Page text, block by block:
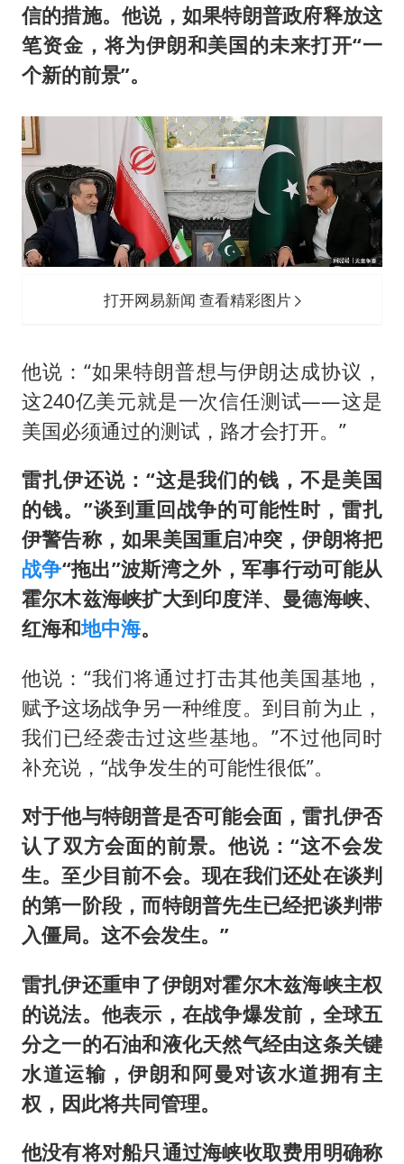
信的措施。他说，如果特朗普政府释放这
笔资金，将为伊朗和美国的未来打开“一
个新的前景”。
打开网易新闻 查看精彩图片
他说：“如果特朗普想与伊朗达成协议，
这240亿美元就是一次信任测试——这是
美国必须通过的测试，路才会打开。”
雷扎伊还说：“这是我们的钱，不是美国
的钱。”谈到重回战争的可能性时，雷扎
伊警告称，如果美国重启冲突，伊朗将把
战争“拖出”波斯湾之外，军事行动可能从
霍尔木兹海峡扩大到印度洋、曼德海峡、
红海和地中海。
他说：“我们将通过打击其他美国基地，
赋予这场战争另一种维度。到目前为止，
我们已经袭击过这些基地。”不过他同时
补充说，“战争发生的可能性很低”。
对于他与特朗普是否可能会面，雷扎伊否
认了双方会面的前景。他说：“这不会发
生。至少目前不会。现在我们还处在谈判
的第一阶段，而特朗普先生已经把谈判带
入僵局。这不会发生。”
雷扎伊还重申了伊朗对霍尔木兹海峡主权
的说法。他表示，在战争爆发前，全球五
分之一的石油和液化天然气经由这条关键
水道运输，伊朗和阿曼对该水道拥有主
权，因此将共同管理。
他没有将对船只通过海峡收取费用明确称